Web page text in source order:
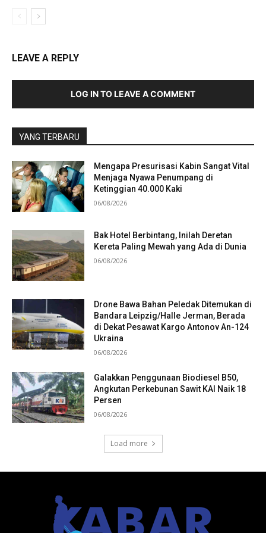
LEAVE A REPLY
LOG IN TO LEAVE A COMMENT
YANG TERBARU
Mengapa Presurisasi Kabin Sangat Vital
Menjaga Nyawa Penumpang di
Ketinggian 40.000 Kaki
06/08/2026
Bak Hotel Berbintang, Inilah Deretan
Kereta Paling Mewah yang Ada di Dunia
06/08/2026
Drone Bawa Bahan Peledak Ditemukan di
Bandara Leipzig/Halle Jerman, Berada
di Dekat Pesawat Kargo Antonov An-124
Ukraina
06/08/2026
Galakkan Penggunaan Biodiesel B50,
Angkutan Perkebunan Sawit KAI Naik 18
Persen
06/08/2026
Load more